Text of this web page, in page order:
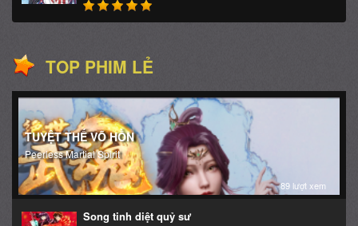
TOP PHIM LẺ
TUYỆT THẾ VÕ HỒN
Peerless Martial Spirit
89 lượt xem
Song tinh diệt quỷ sư